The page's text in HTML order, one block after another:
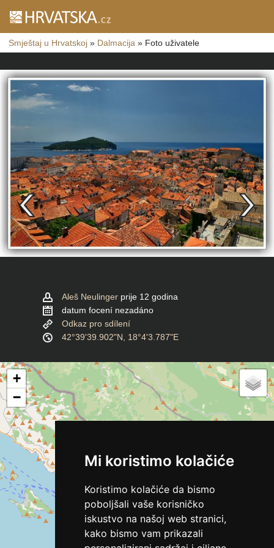
Mi koristimo kolačiće
Koristimo kolačiće da bismo
poboljšali vaše korisničko
iskustvo na našoj web stranici,
kako bismo vam prikazali
Smještaj u Hrvatskoj » Dalmacija » Foto uživatele
Aleš Neulinger prije 12 godina
datum focení nezadáno
Odkaz pro sdílení
42°39'39.902"N, 18°4'3.787"E
+
−